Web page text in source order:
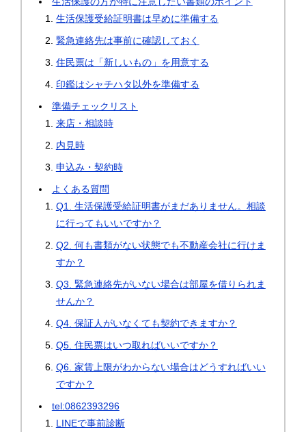
生活保護受給証明書は早めに準備する
緊急連絡先は事前に確認しておく
住民票は「新しいもの」を用意する
印鑑はシャチハタ以外を準備する
準備チェックリスト
来店・相談時
内見時
申込み・契約時
よくある質問
Q1. 生活保護受給証明書がまだありません。相談
に行ってもいいですか？
Q2. 何も書類がない状態でも不動産会社に行けま
すか？
Q3. 緊急連絡先がいない場合は部屋を借りられま
せんか？
Q4. 保証人がいなくても契約できますか？
Q5. 住民票はいつ取ればいいですか？
Q6. 家賃上限がわからない場合はどうすればいい
ですか？
tel:0862393296
LINEで事前診断